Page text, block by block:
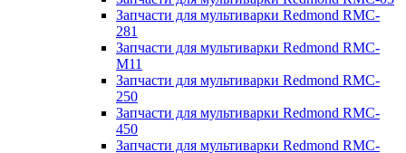
Запчасти для мультиварки Redmond RMC-
281
Запчасти для мультиварки Redmond RMC-
M11
Запчасти для мультиварки Redmond RMC-
250
Запчасти для мультиварки Redmond RMC-
450
Запчасти для мультиварки Redmond RMC-